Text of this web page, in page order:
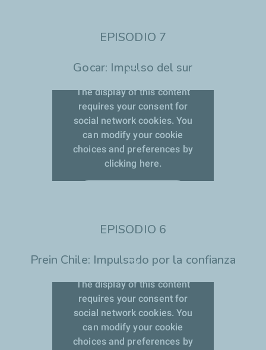
EPISODIO 7
Gocar: Impulso del sur
The display of this content
requires your consent for
social network cookies. You
can modify your cookie
choices and preferences by
clicking here.
EPISODIO 6
Prein Chile: Impulsado por la confianza
The display of this content
requires your consent for
social network cookies. You
can modify your cookie
choices and preferences by